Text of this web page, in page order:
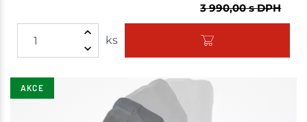
3 990,00 s DPH
ks
AKCE